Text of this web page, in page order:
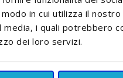
in cui utilizza il
i quali potrebbero
dei loro servizi.